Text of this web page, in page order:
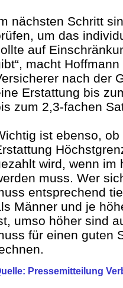
nächsten Schritt
um das
auf
macht
nach der
Erstattung bis
zum 2,3-fachen
ist ebenso,
wird, wenn im
muss. Wer
entsprechend
Männer und je
umso höher sind
für einen guten
Pressemitteilung